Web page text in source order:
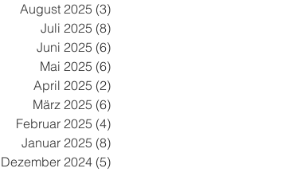
August 2025 (3)
Juli 2025 (8)
Juni 2025 (6)
Mai 2025 (6)
April 2025 (2)
März 2025 (6)
Februar 2025 (4)
Januar 2025 (8)
Dezember 2024 (5)